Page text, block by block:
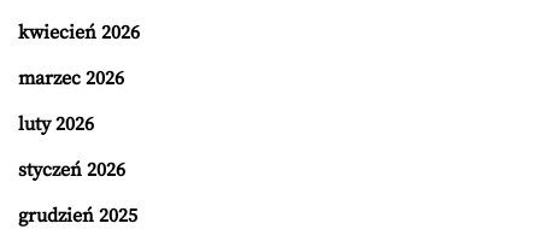
kwiecień 2026
marzec 2026
luty 2026
styczeń 2026
grudzień 2025